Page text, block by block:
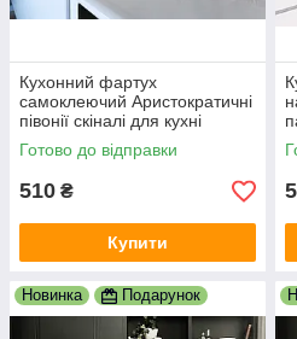
Кухонний фартух
самоклеючий Аристократичні
півонії скіналі для кухні
наклейка ПВХ квіти сірий
600х2000 мм
Готово до відправки
510 ₴
Купити
Новинка Подарунок